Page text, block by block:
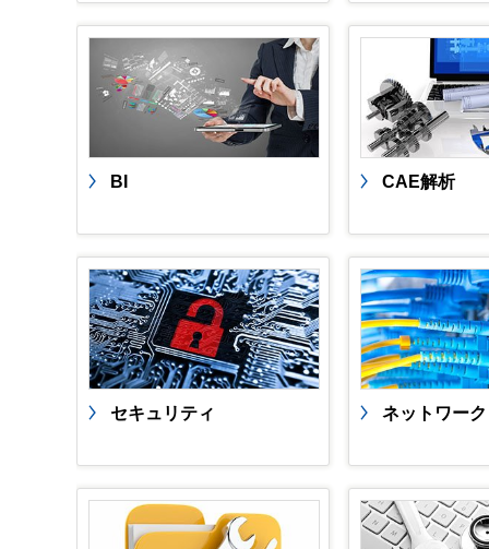
BI CAE解析
セキュリティ ネットワーク